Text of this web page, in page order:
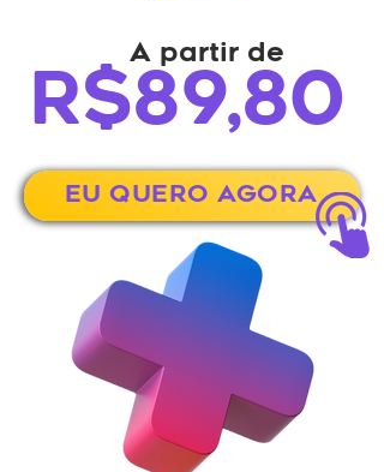
R$89,80
A partir de
EU QUERO AGORA